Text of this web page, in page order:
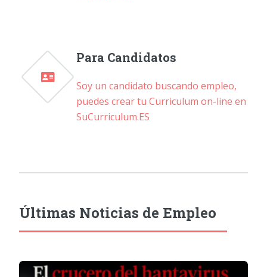
Para Candidatos
Soy un candidato buscando empleo,
puedes crear tu Curriculum on-line en
SuCurriculum.ES
Últimas Noticias de Empleo